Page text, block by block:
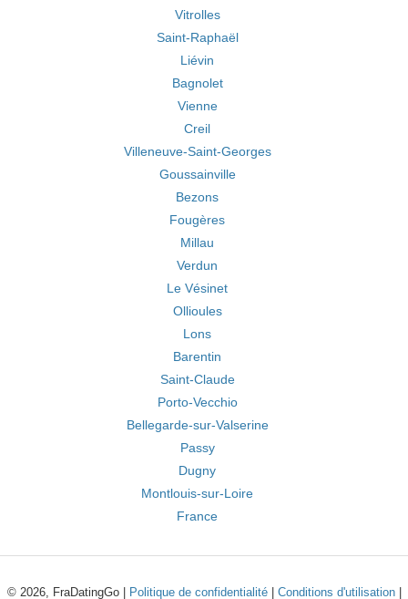
Vitrolles
Saint-Raphaël
Liévin
Bagnolet
Vienne
Creil
Villeneuve-Saint-Georges
Goussainville
Bezons
Fougères
Millau
Verdun
Le Vésinet
Ollioules
Lons
Barentin
Saint-Claude
Porto-Vecchio
Bellegarde-sur-Valserine
Passy
Dugny
Montlouis-sur-Loire
France
© 2026, FraDatingGo | Politique de confidentialité| Conditions d'utilisation|